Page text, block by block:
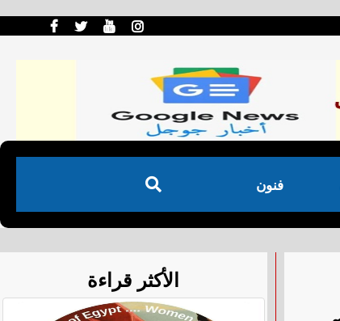
فنون
الأكثر قراءة